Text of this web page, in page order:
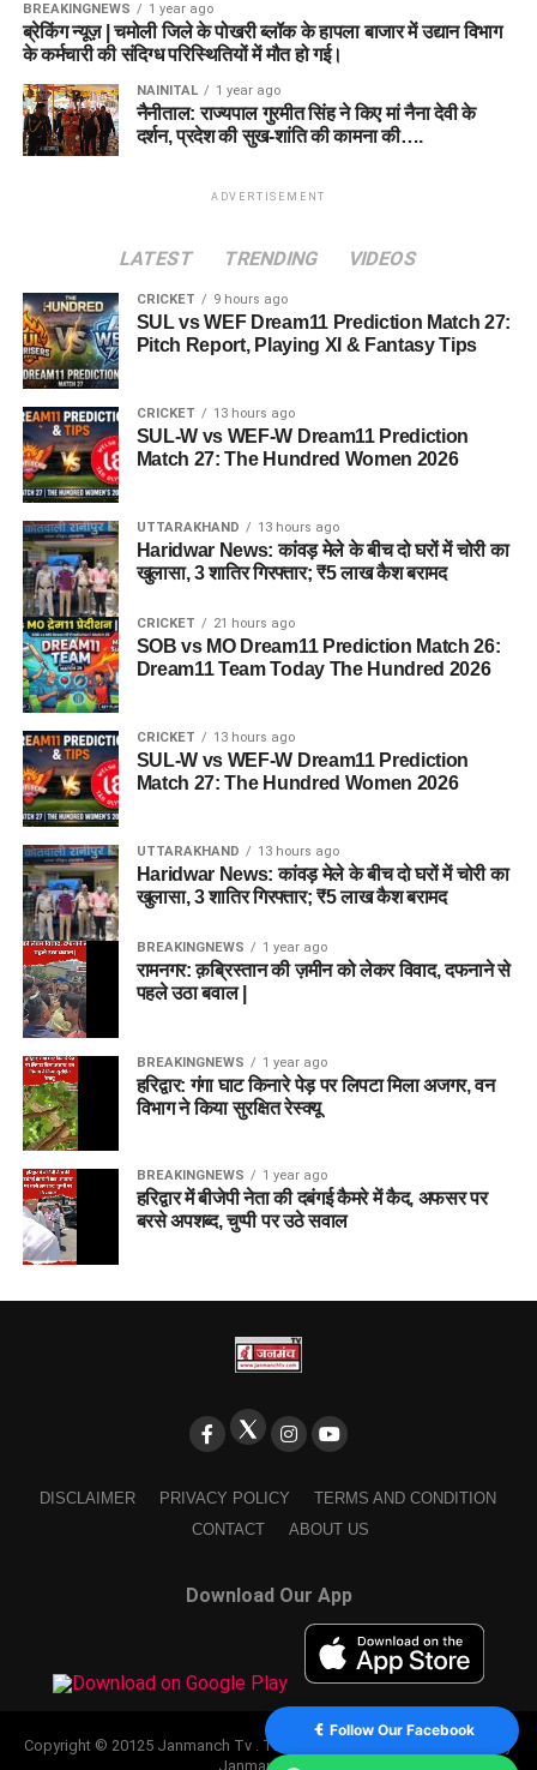
BREAKINGNEWS 1 year ago
ब्रेकिंग न्यूज़ | चमोली जिले के पोखरी ब्लॉक के हापला बाजार में उद्यान विभाग
के कर्मचारी की संदिग्ध परिस्थितियों में मौत हो गई।
NAINITAL 1 year ago
नैनीताल: राज्यपाल गुरमीत सिंह ने किए मां नैना देवी के
दर्शन, प्रदेश की सुख-शांति की कामना की….
ADVERTISEMENT
LATEST TRENDING VIDEOS
CRICKET 9 hours ago
SUL vs WEF Dream11 Prediction Match 27:
Pitch Report, Playing XI & Fantasy Tips
CRICKET 13 hours ago
SUL-W vs WEF-W Dream11 Prediction
Match 27: The Hundred Women 2026
UTTARAKHAND 13 hours ago
Haridwar News: कांवड़ मेले के बीच दो घरों में चोरी का
खुलासा, 3 शातिर गिरफ्तार; ₹5 लाख कैश बरामद
CRICKET 21 hours ago
SOB vs MO Dream11 Prediction Match 26:
Dream11 Team Today The Hundred 2026
CRICKET 13 hours ago
SUL-W vs WEF-W Dream11 Prediction
Match 27: The Hundred Women 2026
UTTARAKHAND 13 hours ago
Haridwar News: कांवड़ मेले के बीच दो घरों में चोरी का
खुलासा, 3 शातिर गिरफ्तार; ₹5 लाख कैश बरामद
BREAKINGNEWS 1 year ago
रामनगर: क़ब्रिस्तान की ज़मीन को लेकर विवाद, दफनाने से
पहले उठा बवाल |
BREAKINGNEWS 1 year ago
हरिद्वार: गंगा घाट किनारे पेड़ पर लिपटा मिला अजगर, वन
विभाग ने किया सुरक्षित रेस्क्यू
BREAKINGNEWS 1 year ago
हरिद्वार में बीजेपी नेता की दबंगई कैमरे में कैद, अफसर पर
बरसे अपशब्द, चुप्पी पर उठे सवाल
DISCLAIMER PRIVACY POLICY
TERMS AND CONDITION
CONTACT
ABOUT US
Download Our App
Copyright © 20125 Janmanch Tv . Theme by SSDIGIMARK. powered by
Janmanch TV.
Follow Our Facebook